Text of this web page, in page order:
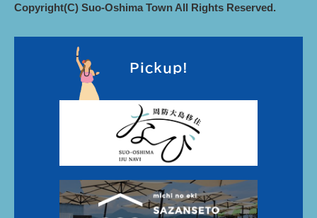
Copyright(C) Suo-Oshima Town All Rights Reserved.